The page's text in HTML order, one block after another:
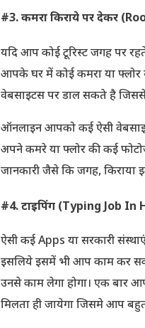
#3. कमरा किराये पर देकर
यदि आप कोई टूरिस्ट जगह पर
आपके घर में कोई कमरा या
वेबसाइटस पर डाल सकते है
ऑनलाइन आपको कई ऐसी
अपने कमरे या फ्लोर की कई
जानकारी जैसे कि जगह,
#4. टाइपिंग (Typing Job In
ऐसी कई Apps या सरकारी
इसलिये इसमें भी आप काम कर
उनसे काम लेगा होगा। एक बार
मिलता ही जायेगा जिसमे आप